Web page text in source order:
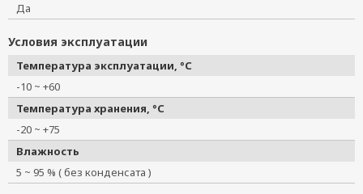
Да
Условия эксплуатации
Температура эксплуатации, °C
-10 ~ +60
Температура хранения, °C
-20 ~ +75
Влажность
5 ~ 95 % ( без конденсата )